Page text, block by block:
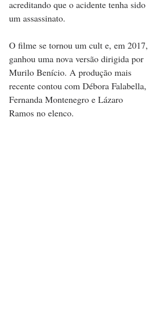
acreditando que o acidente tenha sido
um assassinato.
O filme se tornou um cult e, em 2017,
ganhou uma nova versão dirigida por
Murilo Benício. A produção mais
recente contou com Débora Falabella,
Fernanda Montenegro e Lázaro
Ramos no elenco.